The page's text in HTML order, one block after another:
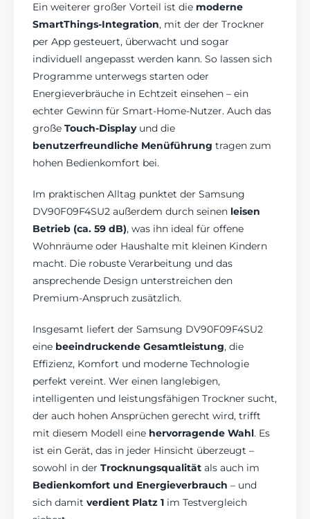
Ein weiterer großer Vorteil ist die moderne
SmartThings-Integration, mit der der Trockner
per App gesteuert, überwacht und sogar
individuell angepasst werden kann. So lassen sich
Programme unterwegs starten oder
Energieverbräuche in Echtzeit einsehen – ein
echter Gewinn für Smart-Home-Nutzer. Auch das
großeTouch-Displayund die
benutzerfreundliche Menüführung tragen zum
hohen Bedienkomfort bei.
Im praktischen Alltag punktet der Samsung
DV90F09F4SU2 außerdem durch seinen leisen
Betrieb (ca. 59 dB), was ihn ideal für offene
Wohnräume oder Haushalte mit kleinen Kindern
macht. Die robuste Verarbeitung und das
ansprechende Design unterstreichen den
Premium-Anspruch zusätzlich.
Insgesamt liefert der Samsung DV90F09F4SU2
eine beeindruckende Gesamtleistung, die
Effizienz, Komfort und moderne Technologie
perfekt vereint. Wer einen langlebigen,
intelligenten und leistungsfähigen Trockner sucht,
der auch hohen Ansprüchen gerecht wird, trifft
mit diesem Modell eine hervorragende Wahl. Es
ist ein Gerät, das in jeder Hinsicht überzeugt –
sowohl in derTrocknungsqualität als auch im
Bedienkomfort und Energieverbrauch – und
sich damitverdient Platz 1 im Testvergleich